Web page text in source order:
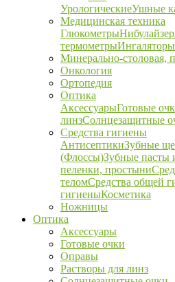
УрологическиеУшные
Медицинская техника
Глюкометры
термометрыИнгаляторы
Минерально-столовая,
Онкология
Ортопедия
Оптика
АксессуарыГотовые
линзСолнцезащитные
Средства гигиены
АнтисептикиЗубные
(Флоссы)Зубные пасты
пеленки, простыни
теломСредства общей
гигиеныКосметика
Ножницы
Оптика
Аксессуары
Готовые очки
Оправы
Растворы для линз